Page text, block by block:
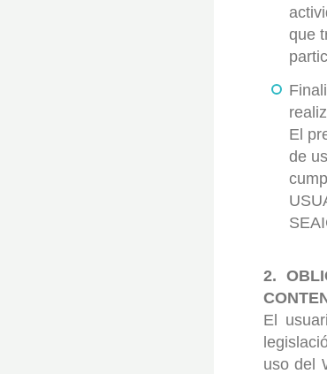
que
El
de
2.
El
uso del